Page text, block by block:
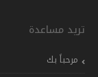
تريد مساعدة
مرحباً بك